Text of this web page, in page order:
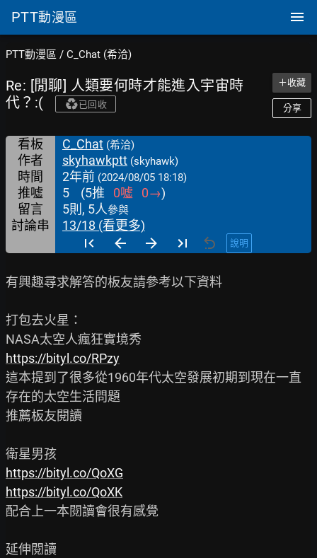
PTT動漫區
PTT動漫區 / C_Chat (希洽)
Re: [閒聊] 人類要何時才能進入宇宙時
代？:(
已回收
＋收藏
分享
看板 C_Chat (希洽)
作者 skyhawkptt (skyhawk)
時間 2年前 (2024/08/05 18:18)
推噓 5 (5推 0噓 0→)
留言
5則, 5人參與
討論串 13/18 (看更多)
說明
有興趣尋求解答的板友請參考以下資料
打包去火星：
https://bityl.co/RPzy
這本提到了很多從1960年代太空發展初期到現在一直
存在的太空生活問題
推薦板友閱讀
https://bityl.co/QoXG
https://bityl.co/QoXK
配合上一本閱讀會很有感覺
延伸閱讀